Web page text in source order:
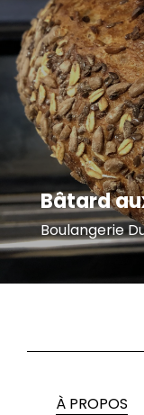
Bâtard
Boulangerie
À PROPOS